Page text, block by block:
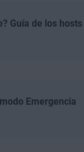
Guía de los hosts
Emergencia